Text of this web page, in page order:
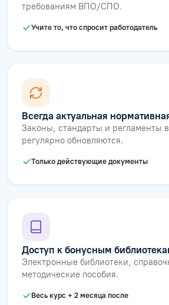
требованиям ВПО/СПО.
Учите то, что спросит работодатель
Всегда актуальная
Законы, стандарты и регламенты
регулярно обновляются.
Только действующие документы
Доступ к бонусным
Электронные библиотеки,
методические пособия.
Весь курс + 2 месяца после